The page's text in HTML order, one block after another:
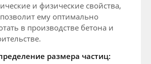
и физические свойства,
ему оптимально
в производстве бетона и
размера частиц: